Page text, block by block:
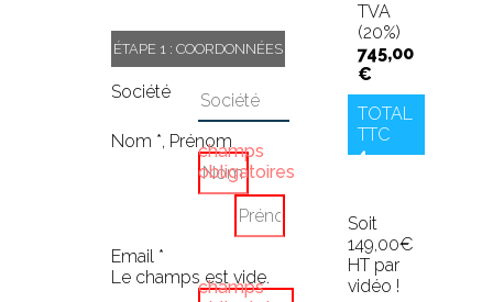
ÉTAPE 1 : COORDONNÉES
Société
Nom *, Prénom
champs
obligatoires
Email *
Le champs est vide.
champs
TVA
(20%)
745,00
€
TOTAL
TTC
4
Soit
149,00€
HT par
vidéo !